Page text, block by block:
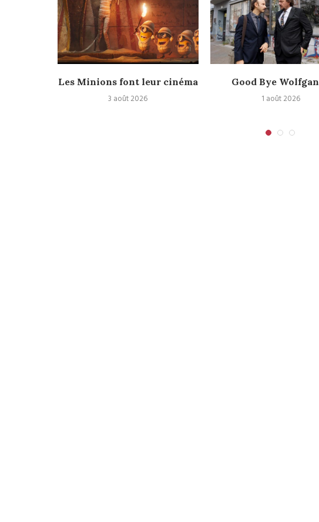
Les Minions font leur cinéma
3 août 2026
Good Bye
1 août 2026